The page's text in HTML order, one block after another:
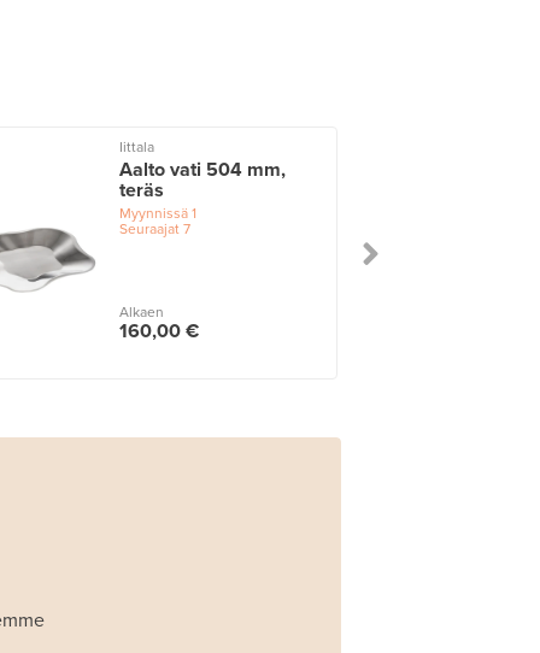
Iittala
Aalto vati 504 mm,
teräs
Myynnissä 1
Seuraajat 7
Alkaen
160,00 €